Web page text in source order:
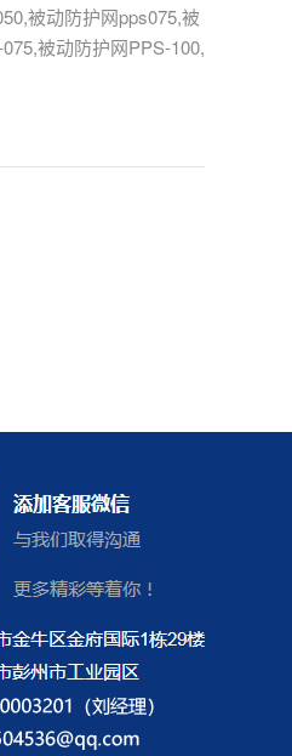
被动防护网pps075,被
被动防护网PPS-100,